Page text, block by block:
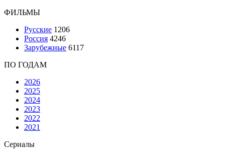
ФИЛЬМЫ
Русские 1206
Россия 4246
Зарубежные 6117
ПО ГОДАМ
2026
2025
2024
2023
2022
2021
Сериалы